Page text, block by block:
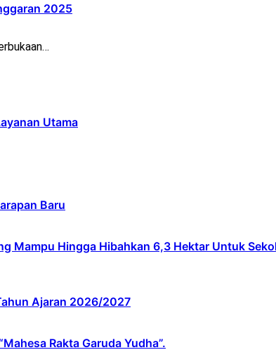
2025
Utama
Baru
Mampu Hingga Hibahkan 6,3 Hektar Untuk
Ajaran 2026/2027
Rakta Garuda Yudha”.